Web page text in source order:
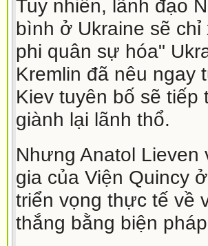
Tuy nhiên, lãnh đạo
bình ở Ukraine sẽ
phi quân sự hóa"
Kremlin đã nêu ngay
Kiev tuyên bố sẽ tiếp
giành lại lãnh thổ.
Nhưng Anatol Lieven
gia của Viện Quincy
triển vọng thực tế về
thắng bằng biện